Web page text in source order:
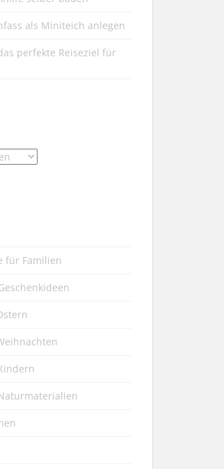
als Miniteich anlegen
perfekte Reiseziel für
für Familien